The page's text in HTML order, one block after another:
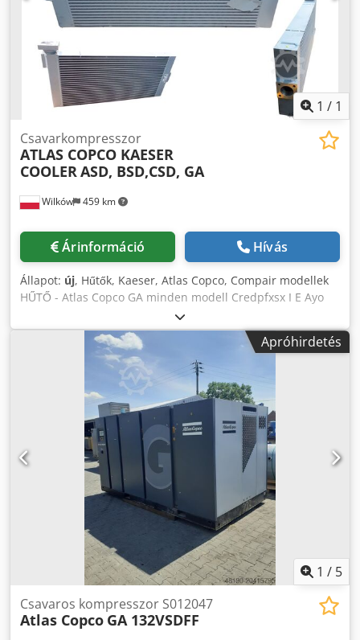
1 / 1
Wilków 459 km
Csavarkompresszor
ATLAS COPCO KAESER
COOLERASD, BSD,CSD, GA
Árinformáció Hívás
Állapot: új, Hűtők, Kaeser, Atlas Copco, Compair modellek
HŰTŐ - Atlas Copco GA minden modell Credpfxsx I E Ayo
Aktef HŰTŐ - KAESER minden modell OLAJHŰTŐ
Apróhirdetés
1 / 5
Csavaros kompresszor S012047
Atlas Copco GA 132VSDFF